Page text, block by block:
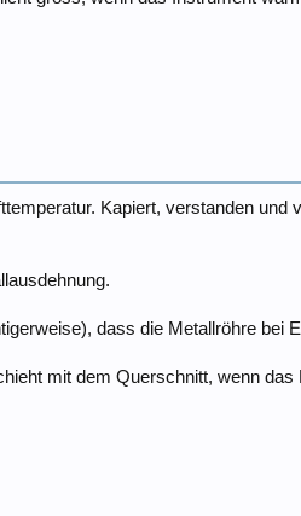
Kapiert, verstanden und
dass die Metallröhre bei
mit dem Querschnitt, wenn